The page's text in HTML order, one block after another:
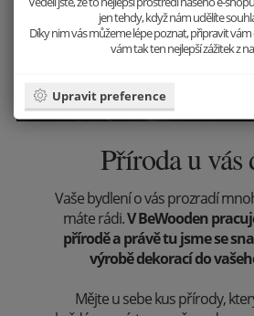
Příroda u vás
Vaše bydlení o vás prozradí
máte rádi.V BeWooden
přírodě a právě tu jsme se
výrobě dekorací do
Mějte u sebe kus přírody,
jen tehdy, když nám udělíte
Díky nim vás můžeme lépe poznat, připravit
vám tak ten nejlepší zážitek z
Upravit preference